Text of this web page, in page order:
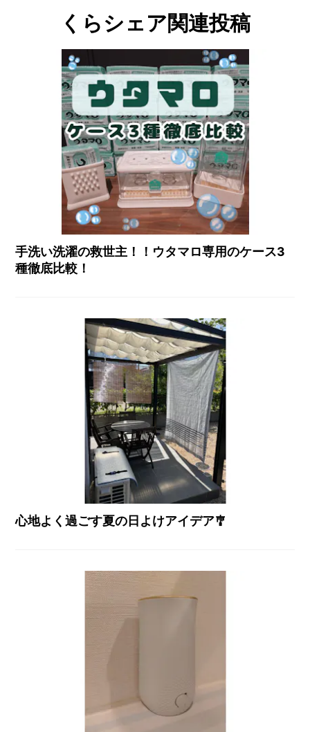
くらシェア関連投稿
手洗い洗濯の救世主！！ウタマロ専用のケース3
種徹底比較！
心地よく過ごす夏の日よけアイデア🎐